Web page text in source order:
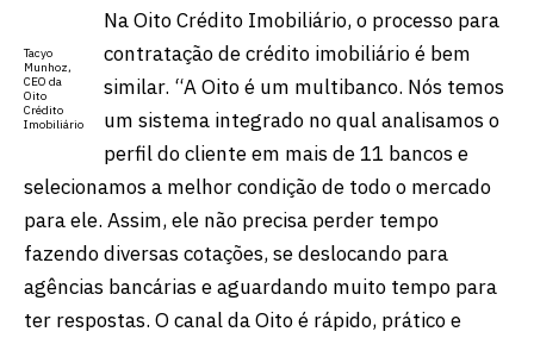
Tacyo
Munhoz,
CEO da
Oito
Crédito
Imobiliário
Na Oito Crédito Imobiliário, o processo para
contratação de crédito imobiliário é bem
similar. “A Oito é um multibanco. Nós temos
um sistema integrado no qual analisamos o
perfil do cliente em mais de 11 bancos e
selecionamos a melhor condição de todo o mercado
para ele. Assim, ele não precisa perder tempo
fazendo diversas cotações, se deslocando para
agências bancárias e aguardando muito tempo para
ter respostas. O canal da Oito é rápido, prático e